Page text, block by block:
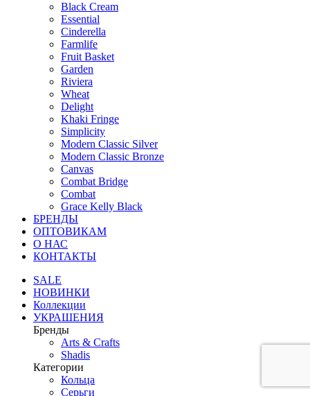
Black Cream
Essential
Cinderella
Farmlife
Fruit Basket
Garden
Riviera
Wheat
Delight
Khaki Fringe
Simplicity
Modern Classic Silver
Modern Classic Bronze
Canvas
Combat Bridge
Combat
Grace Kelly Black
БРЕНДЫ
ОПТОВИКАМ
О НАС
КОНТАКТЫ
SALE
НОВИНКИ
Коллекции
УКРАШЕНИЯ
Бренды
Аrts & Сrafts
Shadis
Категории
Кольца
Серьги